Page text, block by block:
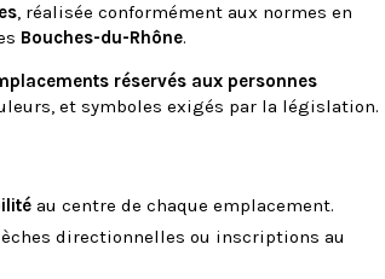
, réalisée conformément aux normes en
Bouches-du-Rhône.
réservés aux personnes
et symboles exigés par la législation.
au centre de chaque emplacement.
directionnelles ou inscriptions au